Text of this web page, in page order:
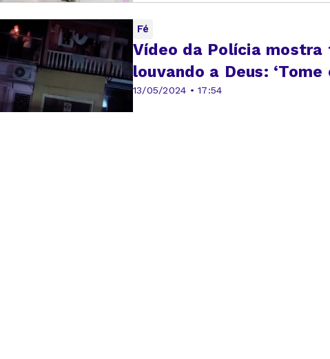
Fé
13/05/2024 • 17:54
Vídeo da Polícia mostra
louvando a Deus: ‘Tome